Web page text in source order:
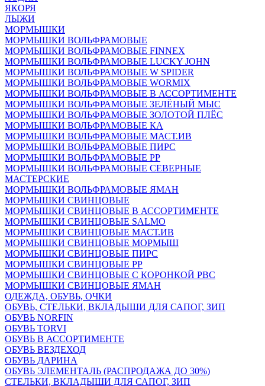
ЯКОРЯ
ЛЫЖИ
МОРМЫШКИ
МОРМЫШКИ ВОЛЬФРАМОВЫЕ
МОРМЫШКИ ВОЛЬФРАМОВЫЕ FINNEX
МОРМЫШКИ ВОЛЬФРАМОВЫЕ LUCKY JOHN
МОРМЫШКИ ВОЛЬФРАМОВЫЕ W SPIDER
МОРМЫШКИ ВОЛЬФРАМОВЫЕ WORMIX
МОРМЫШКИ ВОЛЬФРАМОВЫЕ В АССОРТИМЕНТЕ
МОРМЫШКИ ВОЛЬФРАМОВЫЕ ЗЕЛЁНЫЙ МЫС
МОРМЫШКИ ВОЛЬФРАМОВЫЕ ЗОЛОТОЙ ПЛЁС
МОРМЫШКИ ВОЛЬФРАМОВЫЕ КА
МОРМЫШКИ ВОЛЬФРАМОВЫЕ МАСТ.ИВ
МОРМЫШКИ ВОЛЬФРАМОВЫЕ ПИРС
МОРМЫШКИ ВОЛЬФРАМОВЫЕ РР
МОРМЫШКИ ВОЛЬФРАМОВЫЕ СЕВЕРНЫЕ
МАСТЕРСКИЕ
МОРМЫШКИ ВОЛЬФРАМОВЫЕ ЯМАН
МОРМЫШКИ СВИНЦОВЫЕ
МОРМЫШКИ СВИНЦОВЫЕ В АССОРТИМЕНТЕ
МОРМЫШКИ СВИНЦОВЫЕ SALMO
МОРМЫШКИ СВИНЦОВЫЕ МАСТ.ИВ
МОРМЫШКИ СВИНЦОВЫЕ МОРМЫШ
МОРМЫШКИ СВИНЦОВЫЕ ПИРС
МОРМЫШКИ СВИНЦОВЫЕ РР
МОРМЫШКИ СВИНЦОВЫЕ С КОРОНКОЙ РВС
МОРМЫШКИ СВИНЦОВЫЕ ЯМАН
ОДЕЖДА, ОБУВЬ, ОЧКИ
ОБУВЬ, СТЕЛЬКИ, ВКЛАДЫШИ ДЛЯ САПОГ, ЗИП
ОБУВЬ NORFIN
ОБУВЬ TORVI
ОБУВЬ В АССОРТИМЕНТЕ
ОБУВЬ ВЕЗДЕХОД
ОБУВЬ ДАРИНА
ОБУВЬ ЭЛЕМЕНТАЛЬ (РАСПРОДАЖА ДО 30%)
СТЕЛЬКИ, ВКЛАДЫШИ ДЛЯ САПОГ, ЗИП